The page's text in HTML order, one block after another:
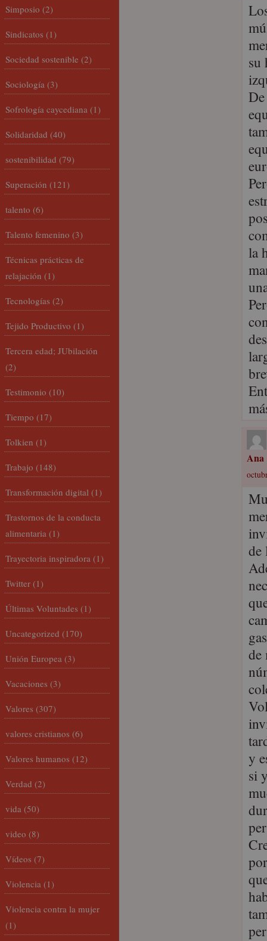
su
la
Ana
de
de
y
si
Simposio (2)
Sindicatos (1)
Sociedad sostenible (2)
Sociología (3)
Sofrología caycediana (1)
Solidaridad (40)
sostenibilidad (79)
Superación (121)
talento (6)
Talento femenino (3)
Técnicas prácticas de
relajación (1)
Tecnologías (2)
Tejido Productivo (1)
Tercera edad; JUbilación
(2)
Testimonio (10)
Tiempo (17)
Tolkien (1)
Trabajo (148)
Transformación digital (1)
Trastornos de la conducta
alimentaria (1)
Trayectoria inspiradora (1)
Twitter (1)
Últimas Voluntades (1)
Uncategorized (170)
Unión Europea (3)
Vacaciones (3)
Valores (307)
valores cristianos (6)
Valores humanos (12)
Verdad (2)
vida (50)
video (8)
Vídeos (7)
Violencia (1)
Violencia contra la mujer
(1)